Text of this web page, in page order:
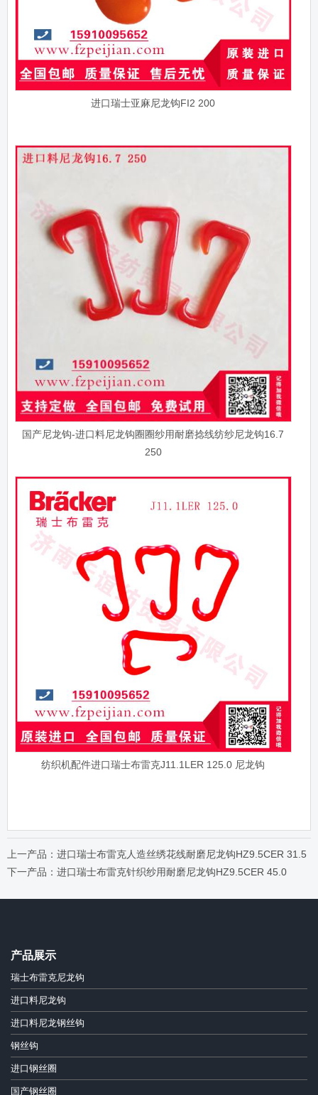
进口瑞士亚麻尼龙钩FI2 200
国产尼龙钩-进口料尼龙钩圈圈纱用耐磨捻线纺纱尼龙钩16.7
250
纺织机配件进口瑞士布雷克J11.1LER 125.0 尼龙钩
上一产品：进口瑞士布雷克人造丝绣花线耐磨尼龙钩HZ9.5CER 31.5
下一产品：进口瑞士布雷克针织纱用耐磨尼龙钩HZ9.5CER 45.0
产品展示
瑞士布雷克尼龙钩
进口料尼龙钩
进口料尼龙钢丝钩
钢丝钩
进口钢丝圈
国产钢丝圈